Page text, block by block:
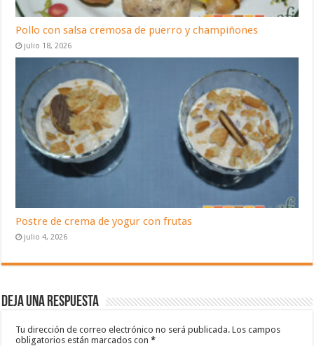
Pollo con salsa cremosa de puerro y champiñones
julio 18, 2026
Postre de crema de yogur con frutas
julio 4, 2026
Deja una respuesta
Tu dirección de correo electrónico no será publicada. Los campos
obligatorios están marcados con*